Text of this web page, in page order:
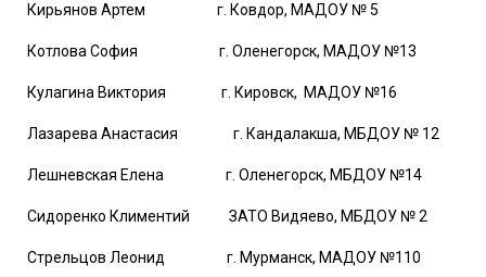
Кирьянов Артем г. Ковдор, МАДОУ № 5
Котлова София г. Оленегорск, МАДОУ №13
Кулагина Виктория г. Кировск, МАДОУ №16
Лазарева Анастасия г. Кандалакша, МБДОУ № 12
Лешневская Елена г. Оленегорск, МБДОУ №14
Сидоренко Климентий ЗАТО Видяево, МБДОУ № 2
Стрельцов Леонид г. Мурманск, МАДОУ №110